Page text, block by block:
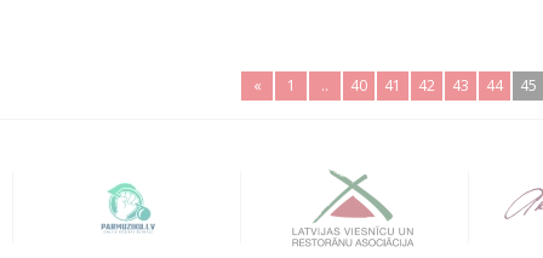
« 1 .. 40 41 42 43 44 45